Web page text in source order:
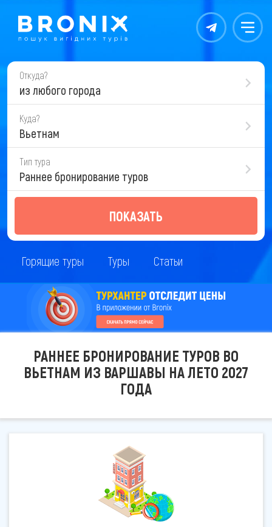
Контакты Меню
Откуда?
из любого города
Куда?
Вьетнам
Тип тура
Раннее бронирование туров
ПОКАЗАТЬ
Горящие туры Туры Статьи
РАННЕЕ БРОНИРОВАНИЕ ТУРОВ ВО
ВЬЕТНАМ ИЗ ВАРШАВЫ НА ЛЕТО 2027
ГОДА